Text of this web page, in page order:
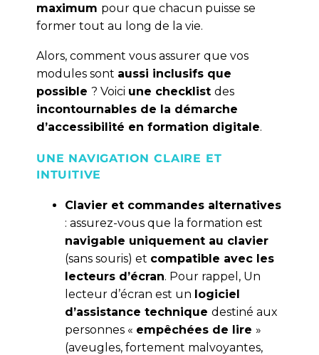
maximum pour que chacun puisse se
former tout au long de la vie.
Alors, comment vous assurer que vos
modules sont aussi inclusifs que
possible ? Voici une checklist des
incontournables de la démarche
d’accessibilité en formation digitale.
UNE NAVIGATION CLAIRE ET
INTUITIVE
Clavier et commandes alternatives
: assurez-vous que la formation est
navigable uniquement au clavier
(sans souris) et compatible avec les
lecteurs d’écran. Pour rappel, Un
lecteur d’écran est un logiciel
d’assistance technique destiné aux
personnes « empêchées de lire »
(aveugles, fortement malvoyantes,